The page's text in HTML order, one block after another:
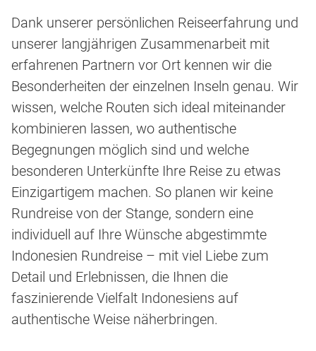
Dank unserer persönlichen Reiseerfahrung und
unserer langjährigen Zusammenarbeit mit
erfahrenen Partnern vor Ort kennen wir die
Besonderheiten der einzelnen Inseln genau. Wir
wissen, welche Routen sich ideal miteinander
kombinieren lassen, wo authentische
Begegnungen möglich sind und welche
besonderen Unterkünfte Ihre Reise zu etwas
Einzigartigem machen. So planen wir keine
Rundreise von der Stange, sondern eine
individuell auf Ihre Wünsche abgestimmte
Indonesien Rundreise – mit viel Liebe zum
Detail und Erlebnissen, die Ihnen die
faszinierende Vielfalt Indonesiens auf
authentische Weise näherbringen.